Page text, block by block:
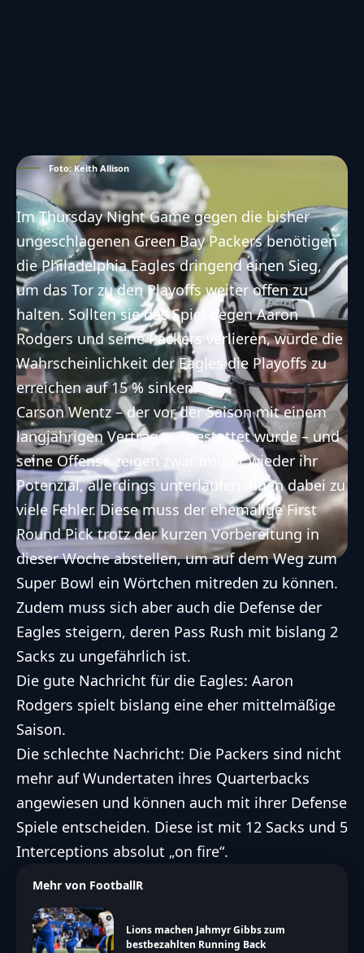
Foto: Keith Allison
Im Thursday Night Game gegen die bisher
ungeschlagenenGreen Bay Packersbenötigen
diePhiladelphia Eaglesdringend einen Sieg,
um das Tor zu den Playoffs weiter offen zu
halten. Sollten sie das Spiel gegen Aaron
Rodgers und seine Packers verlieren, würde die
Wahrscheinlichkeit der Eagles die Playoffs zu
erreichen auf 15 % sinken.
Carson Wentz – der vor der Saison mit einem
langjährigen Vertrag ausgestattet wurde – und
seine Offense zeigen zwar immer wieder ihr
Potenzial, allerdings unterlaufen ihnen dabei zu
viele Fehler. Diese muss der ehemalige First
Round Pick trotz der kurzen Vorbereitung in
dieser Woche abstellen, um auf dem Weg zum
Super Bowl ein Wörtchen mitreden zu können.
Zudem muss sich aber auch die Defense der
Eagles steigern, deren Pass Rush mit bislang 2
Sacks zu ungefährlich ist.
Die gute Nachricht für die Eagles: Aaron
Rodgers spielt bislang eine eher mittelmäßige
Saison.
Die schlechte Nachricht: Die Packers sind nicht
mehr auf Wundertaten ihres Quarterbacks
angewiesen und können auch mit ihrer Defense
Spiele entscheiden. Diese ist mit 12 Sacks und 5
Interceptions absolut „on fire“.
Mehr von FootballR
Lions machen Jahmyr Gibbs zum
bestbezahlten Running Back